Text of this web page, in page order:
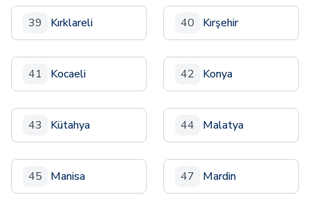
39 Kırklareli 40 Kırşehir
41 Kocaeli 42 Konya
43 Kütahya 44 Malatya
45 Manisa 47 Mardin